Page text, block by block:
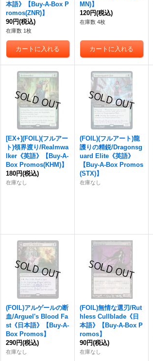
本語》【Buy-A-Box P
romos(ZNR)】
90円(税込)
在庫数 1枚
MN)】
120円(税込)
在庫数 4枚
[EX+](FOIL)(フルアー
ト)領界渡り/Realmwa
lker《英語》【Buy-A-
Box Promos(KHM)】
180円(税込)
在庫なし
(FOIL)(フルアート)龍
護りの精鋭/Dragonsg
uard Elite《英語》
【Buy-A-Box Promos
(STX)】
在庫なし
(FOIL)アルゲールの断
血/Arguel's Blood Fa
st《日本語》【Buy-A-
Box Promos】
290円(税込)
在庫なし
(FOIL)無情な選刃/Rut
hless Cullblade《日
本語》【Buy-A-Box P
romos】
90円(税込)
在庫なし